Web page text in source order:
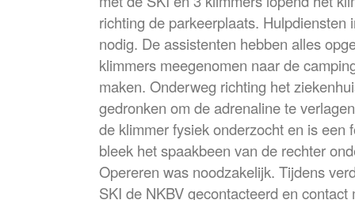
richting de parkeerplaats. Hulpdiensten
nodig. De assistenten hebben alles
klimmers meegenomen naar de
maken. Onderweg richting het
gedronken om de adrenaline te
de klimmer fysiek onderzocht en is een
bleek het spaakbeen van de rechter
Opereren was noodzakelijk. Tijdens
SKI de NKBV gecontacteerd en